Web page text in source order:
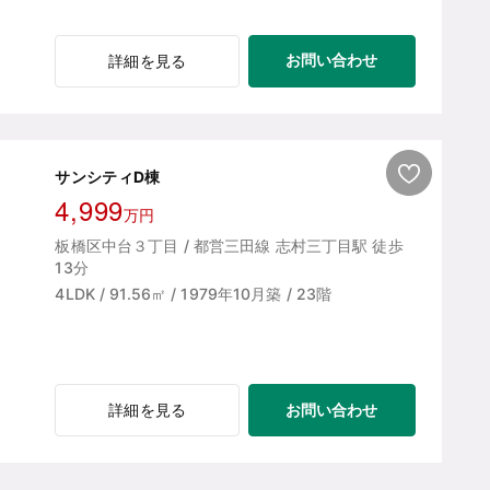
詳細を見る お問い合わせ
サンシティD棟
4,999万円
板橋区中台３丁目 / 都営三田線 志村三丁目駅 徒歩
13分
4LDK / 91.56㎡ / 1979年10月築 / 23階
詳細を見る お問い合わせ